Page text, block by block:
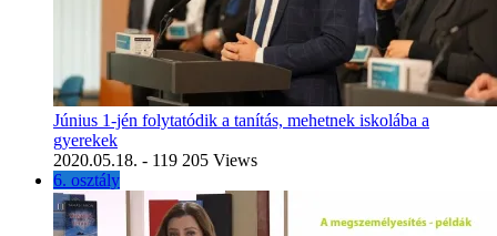
Június 1-jén folytatódik a tanítás, mehetnek iskolába a
gyerekek
2020.05.18. - 119 205 Views
6. osztály